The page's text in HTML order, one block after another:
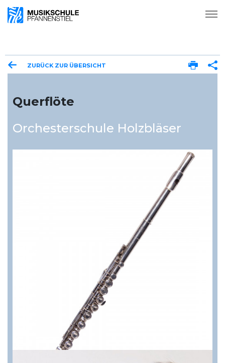
ZURÜCK ZUR ÜBERSICHT
Querflöte
Orchesterschule Holzbläser